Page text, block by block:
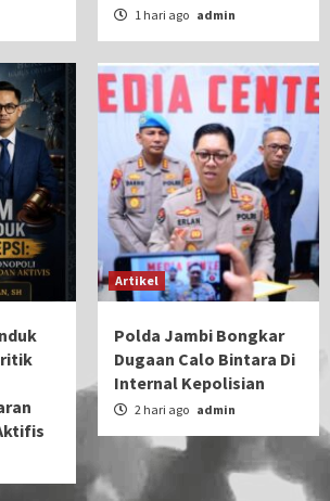
1 hari ago admin
Artikel
Polda Jambi Bongkar
Dugaan Calo Bintara Di
Internal Kepolisian
2 hari ago admin